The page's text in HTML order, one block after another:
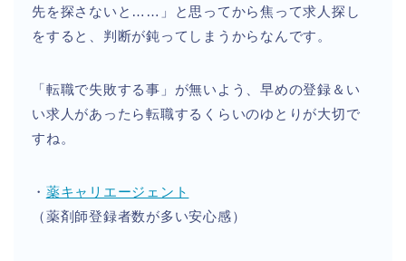
先を探さないと……」と思ってから焦って求人探し
をすると、判断が鈍ってしまうからなんです。
「転職で失敗する事」が無いよう、早めの登録＆い
い求人があったら転職するくらいのゆとりが大切で
すね。
・ 薬キャリエージェント
（薬剤師登録者数が多い安心感）